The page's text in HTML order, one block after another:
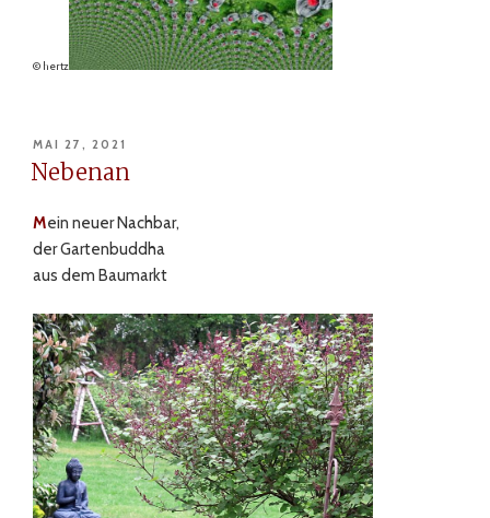
© hertz
VERÖFFENTLICHT
AM
MAI 27, 2021
Nebenan
Mein neuer Nachbar,
der Gartenbuddha
aus dem Baumarkt